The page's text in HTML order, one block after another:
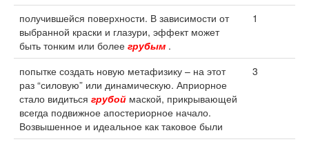
получившейся поверхности. В зависимости от
выбранной краски и глазури, эффект может
быть тонким или более грубым .
1
попытке создать новую метафизику – на этот
раз “силовую” или динамическую. Априорное
стало видиться грубой маской, прикрывающей
всегда подвижное апостериорное начало.
Возвышенное и идеальное как таковое были
3